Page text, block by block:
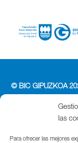
las
Para ofrecer las mejores
© BIC GIPUZKOA
PERFIL DEL
ACCESIBILIDAD
POLÍTICA DE